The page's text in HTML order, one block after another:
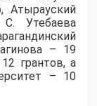
Атырауский
Утебаева
– 19
грантов, а
– 10